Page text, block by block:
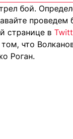
бой.
странице в
что
Роган.